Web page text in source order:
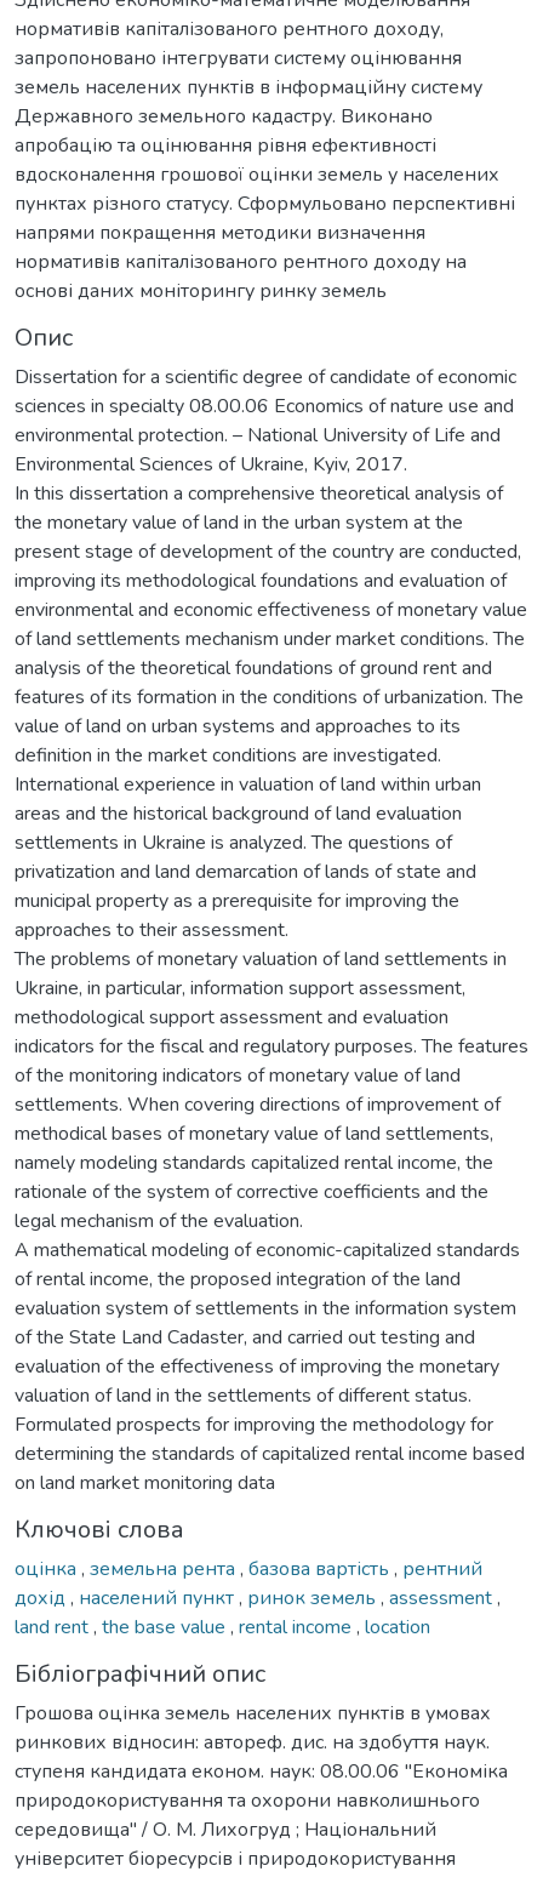
нормативів капіталізованого рентного доходу,
запропоновано інтегрувати систему оцінювання
земель населених пунктів в інформаційну систему
Державного земельного кадастру. Виконано
апробацію та оцінювання рівня ефективності
вдосконалення грошової оцінки земель у населених
пунктах різного статусу. Сформульовано перспективні
напрями покращення методики визначення
нормативів капіталізованого рентного доходу на
основі даних моніторингу ринку земель
Опис
Dissertation for a scientific degree of candidate of economic
sciences in specialty 08.00.06 Economics of nature use and
environmental protection. – National University of Life and
Environmental Sciences of Ukraine, Kyiv, 2017.
In this dissertation a comprehensive theoretical analysis of
the monetary value of land in the urban system at the
present stage of development of the country are conducted,
improving its methodological foundations and evaluation of
environmental and economic effectiveness of monetary value
of land settlements mechanism under market conditions. The
analysis of the theoretical foundations of ground rent and
features of its formation in the conditions of urbanization. The
value of land on urban systems and approaches to its
definition in the market conditions are investigated.
International experience in valuation of land within urban
areas and the historical background of land evaluation
settlements in Ukraine is analyzed. The questions of
privatization and land demarcation of lands of state and
municipal property as a prerequisite for improving the
approaches to their assessment.
The problems of monetary valuation of land settlements in
Ukraine, in particular, information support assessment,
methodological support assessment and evaluation
indicators for the fiscal and regulatory purposes. The features
of the monitoring indicators of monetary value of land
settlements. When covering directions of improvement of
methodical bases of monetary value of land settlements,
namely modeling standards capitalized rental income, the
rationale of the system of corrective coefficients and the
legal mechanism of the evaluation.
A mathematical modeling of economic-capitalized standards
of rental income, the proposed integration of the land
evaluation system of settlements in the information system
of the State Land Cadaster, and carried out testing and
evaluation of the effectiveness of improving the monetary
valuation of land in the settlements of different status.
Formulated prospects for improving the methodology for
determining the standards of capitalized rental income based
on land market monitoring data
Ключові слова
оцінка , земельна рента , базова вартість , рентний
дохід , населений пункт, ринок земель , assessment,
land rent, the base value , rental income , location
Бібліографічний опис
Грошова оцінка земель населених пунктів в умовах
ринкових відносин: автореф. дис. на здобуття наук.
ступеня кандидата економ. наук: 08.00.06 "Економіка
природокористування та охорони навколишнього
середовища" / О. М. Лихогруд ; Національний
університет біоресурсів і природокористування